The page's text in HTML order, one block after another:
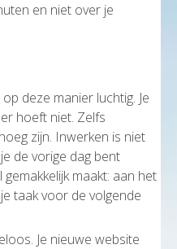
en niet over je
deze manier luchtig. Je
hoeft niet. Zelfs
zijn. Inwerken is niet
de vorige dag bent
maakt: aan het
taak voor de volgende
Je nieuwe website